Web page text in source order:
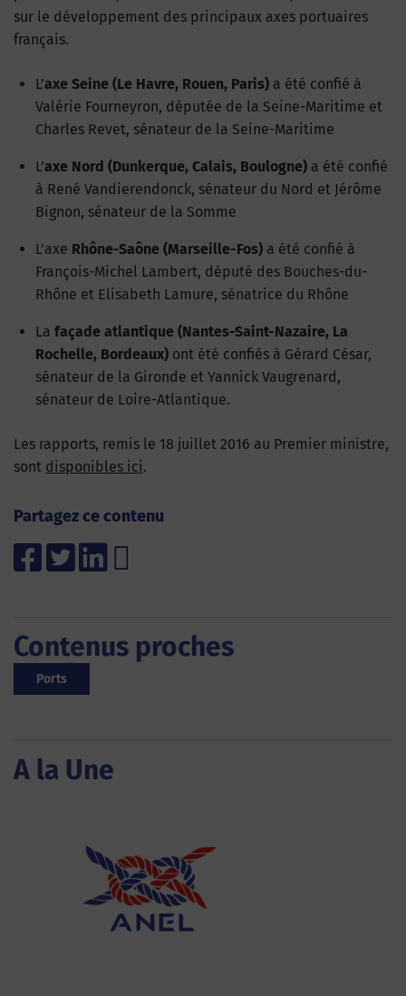
sur le développement des principaux axes portuaires
français.
L’axe Seine (Le Havre, Rouen, Paris) a été confié à
Valérie Fourneyron, députée de la Seine-Maritime et
Charles Revet, sénateur de la Seine-Maritime
L’axe Nord (Dunkerque, Calais, Boulogne) a été confié
à René Vandierendonck, sénateur du Nord et Jérôme
Bignon, sénateur de la Somme
L’axe Rhône-Saône (Marseille-Fos) a été confié à
François-Michel Lambert, député des Bouches-du-
Rhône et Elisabeth Lamure, sénatrice du Rhône
La façade atlantique (Nantes-Saint-Nazaire, La
Rochelle, Bordeaux) ont été confiés à Gérard César,
sénateur de la Gironde et Yannick Vaugrenard,
sénateur de Loire-Atlantique.
Les rapports, remis le 18 juillet 2016 au Premier ministre,
sont disponibles ici.
Partagez ce contenu
Contenus proches
Ports
A la Une